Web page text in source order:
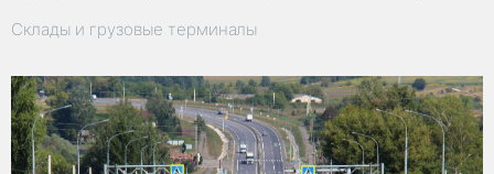
Склады и грузовые терминалы